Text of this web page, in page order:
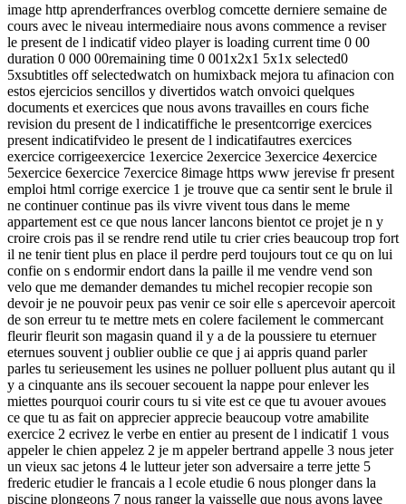
image http aprenderfrances overblog comcette derniere semaine de
cours avec le niveau intermediaire nous avons commence a reviser
le present de l indicatif video player is loading current time 0 00
duration 0 000 00remaining time 0 001x2x1 5x1x selected0
5xsubtitles off selectedwatch on humixback mejora tu afinacion con
estos ejercicios sencillos y divertidos watch onvoici quelques
documents et exercices que nous avons travailles en cours fiche
revision du present de l indicatiffiche le presentcorrige exercices
present indicatifvideo le present de l indicatifautres exercices
exercice corrigeexercice 1exercice 2exercice 3exercice 4exercice
5exercice 6exercice 7exercice 8image https www jerevise fr present
emploi html corrige exercice 1 je trouve que ca sentir sent le brule il
ne continuer continue pas ils vivre vivent tous dans le meme
appartement est ce que nous lancer lancons bientot ce projet je n y
croire crois pas il se rendre rend utile tu crier cries beaucoup trop fort
il ne tenir tient plus en place il perdre perd toujours tout ce qu on lui
confie on s endormir endort dans la paille il me vendre vend son
velo que me demander demandes tu michel recopier recopie son
devoir je ne pouvoir peux pas venir ce soir elle s apercevoir apercoit
de son erreur tu te mettre mets en colere facilement le commercant
fleurir fleurit son magasin quand il y a de la poussiere tu eternuer
eternues souvent j oublier oublie ce que j ai appris quand parler
parles tu serieusement les usines ne polluer polluent plus autant qu il
y a cinquante ans ils secouer secouent la nappe pour enlever les
miettes pourquoi courir cours tu si vite est ce que tu avouer avoues
ce que tu as fait on apprecier apprecie beaucoup votre amabilite
exercice 2 ecrivez le verbe en entier au present de l indicatif 1 vous
appeler le chien appelez 2 je m appeler bertrand appelle 3 nous jeter
un vieux sac jetons 4 le lutteur jeter son adversaire a terre jette 5
frederic etudier le francais a l ecole etudie 6 nous plonger dans la
piscine plongeons 7 nous ranger la vaisselle que nous avons lavee